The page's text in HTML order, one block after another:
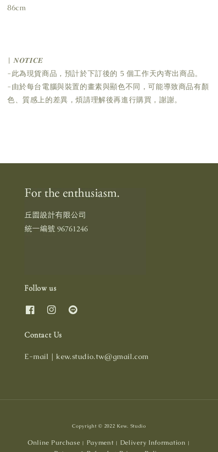
86cm
| 𝑵𝑶𝑻𝑰𝑪𝑬
-此為現貨商品，預計於下訂後的 5 個工作天內寄出商品。
-由於每台電腦與裝置的畫素與顯色不同，可能導致商品有顏
色、質感上的差異，煩請理解後再進行購買，謝謝。
Follow us
Contact Us
E-mail｜kew.studio.tw@gmail.com
Copyright © 2022 Kew. Studio
Online Purchase | Payment | Delivery Information |